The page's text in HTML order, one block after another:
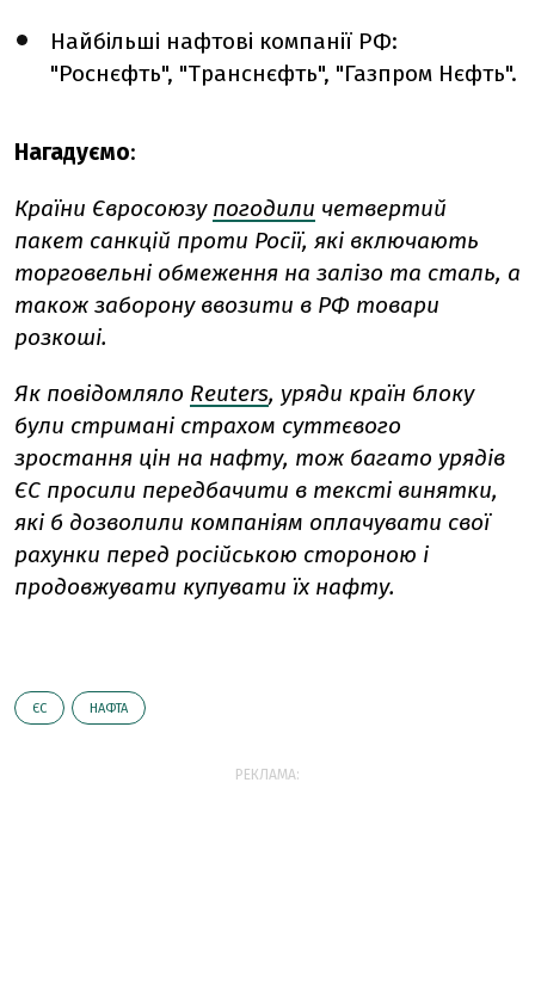
Найбільші нафтові компанії РФ:
"Роснєфть", "Транснєфть", "Газпром Нєфть".
Нагадуємо:
Країни Євросоюзу погодили четвертий
пакет санкцій проти Росії, які включають
торговельні обмеження на залізо та сталь, а
також заборону ввозити в РФ товари
розкоші.
Як повідомляло Reuters, уряди країн блоку
були стримані страхом суттєвого
зростання цін на нафту, тож багато урядів
ЄС просили передбачити в тексті винятки,
які б дозволили компаніям оплачувати свої
рахунки перед російською стороною і
продовжувати купувати їх нафту.
ЄС НАФТА
РЕКЛАМА: